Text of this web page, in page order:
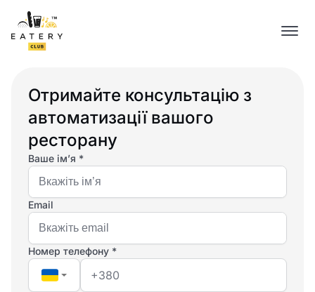
Отримайте консультацію з
автоматизації вашого
ресторану
Ваше імʼя *
Email
Номер телефону *